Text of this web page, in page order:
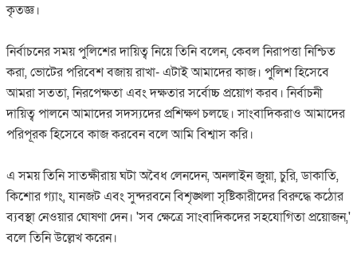
কৃতজ্ঞ।
নির্বাচনের সময় পুলিশের দায়িত্ব নিয়ে তিনি বলেন, কেবল নিরাপত্তা নিশ্চিত
করা, ভোটের পরিবেশ বজায় রাখা- এটাই আমাদের কাজ। পুলিশ হিসেবে
আমরা সততা, নিরপেক্ষতা এবং দক্ষতার সর্বোচ্চ প্রয়োগ করব। নির্বাচনী
দায়িত্ব পালনে আমাদের সদস্যদের প্রশিক্ষণ চলছে। সাংবাদিকরাও আমাদের
পরিপূরক হিসেবে কাজ করবেন বলে আমি বিশ্বাস করি।
এ সময় তিনি সাতক্ষীরায় ঘটা অবৈধ লেনদেন, অনলাইন জুয়া, চুরি, ডাকাতি,
কিশোর গ্যাং, যানজট এবং সুন্দরবনে বিশৃঙ্খলা সৃষ্টিকারীদের বিরুদ্ধে কঠোর
ব্যবস্থা নেওয়ার ঘোষণা দেন। 'সব ক্ষেত্রে সাংবাদিকদের সহযোগিতা প্রয়োজন,'
বলে তিনি উল্লেখ করেন।